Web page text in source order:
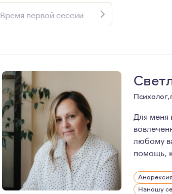
Время первой сессии
Психолог,
Для
любому
помощь,
Мой
Наношу